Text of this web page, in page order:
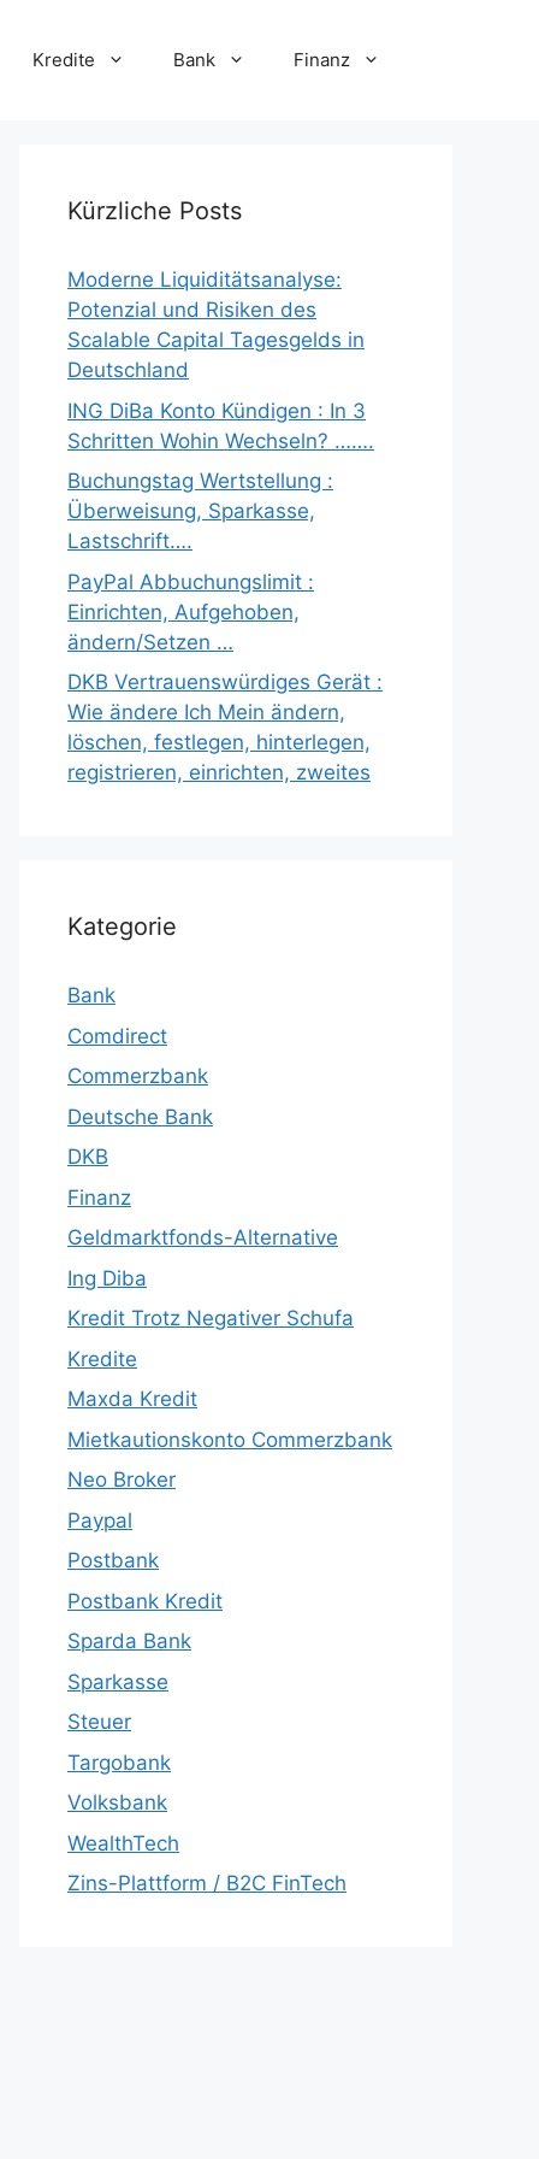
Kredite Bank Finanz
Kürzliche Posts
Moderne Liquiditätsanalyse:
Potenzial und Risiken des
Scalable Capital Tagesgelds in
Deutschland
ING DiBa Konto Kündigen : In 3
Schritten Wohin Wechseln? …….
Buchungstag Wertstellung :
Überweisung, Sparkasse,
Lastschrift….
PayPal Abbuchungslimit :
Einrichten, Aufgehoben,
ändern/Setzen …
DKB Vertrauenswürdiges Gerät :
Wie ändere Ich Mein ändern,
löschen, festlegen, hinterlegen,
registrieren, einrichten, zweites
Kategorie
Bank
Comdirect
Commerzbank
Deutsche Bank
DKB
Finanz
Geldmarktfonds-Alternative
Ing Diba
Kredit Trotz Negativer Schufa
Kredite
Maxda Kredit
Mietkautionskonto Commerzbank
Neo Broker
Paypal
Postbank
Postbank Kredit
Sparda Bank
Sparkasse
Steuer
Targobank
Volksbank
WealthTech
Zins-Plattform / B2C FinTech